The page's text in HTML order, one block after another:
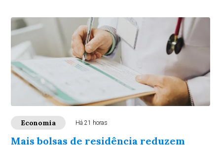
Economia Há 21 horas
Mais bolsas de residência reduzem